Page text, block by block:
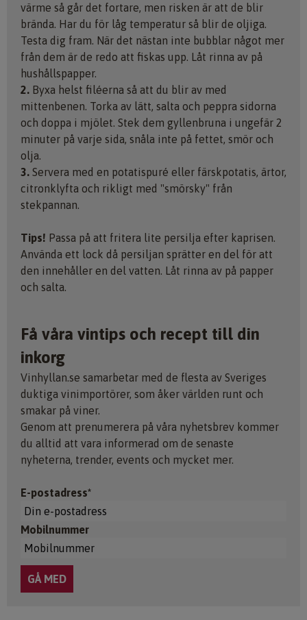
värme så går det fortare, men risken är att de blir
brända. Har du för låg temperatur så blir de oljiga.
Testa dig fram. När det nästan inte bubblar något mer
från dem är de redo att fiskas upp. Låt rinna av på
hushållspapper.
2. Byxa helst filéerna så att du blir av med
mittenbenen. Torka av lätt, salta och peppra sidorna
och doppa i mjölet. Stek dem gyllenbruna i ungefär 2
minuter på varje sida, snåla inte på fettet, smör och
olja.
3. Servera med en potatispuré eller färskpotatis, ärtor,
citronklyfta och rikligt med "smörsky" från
stekpannan.
Tips! Passa på att fritera lite persilja efter kaprisen.
Använda ett lock då persiljan sprätter en del för att
den innehåller en del vatten. Låt rinna av på papper
och salta.
Få våra vintips och recept till din
inkorg
Vinhyllan.se samarbetar med de flesta av Sveriges
duktiga vinimportörer, som åker världen runt och
smakar på viner.
Genom att prenumerera på våra nyhetsbrev kommer
du alltid att vara informerad om de senaste
nyheterna, trender, events och mycket mer.
E-postadress*
Mobilnummer